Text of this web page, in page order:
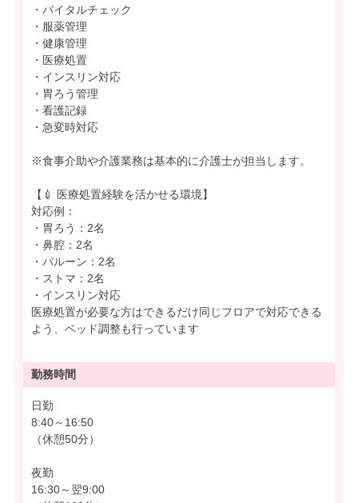
・バイタルチェック
・服薬管理
・健康管理
・医療処置
・インスリン対応
・胃ろう管理
・看護記録
・急変時対応
※食事介助や介護業務は基本的に介護士が担当します。
【💉 医療処置経験を活かせる環境】
対応例：
・胃ろう：2名
・鼻腔：2名
・バルーン：2名
・ストマ：2名
・インスリン対応
医療処置が必要な方はできるだけ同じフロアで対応できる
よう、ベッド調整も行っています
勤務時間
日勤
8:40～16:50
（休憩50分）
夜勤
16:30～翌9:00